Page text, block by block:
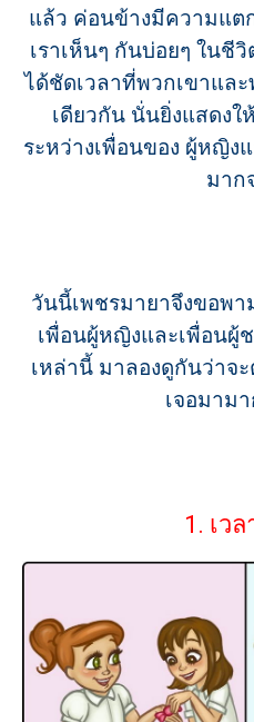
แล้ว ค่อนข้างมีความแต
เราเห็นๆ กันบ่อยๆ ในชี
ได้ชัดเวลาที่พวกเขาแล
เดียวกัน นั่นยิ่งแสดง
ระหว่างเพื่อนของ ผู้หญิง
มาก
วันนี้เพชรมายาจึงขอพ
เพื่อนผู้หญิงและเพื่อนผู้
เหล่านี้ มาลองดูกันว่าจ
เจอมาม
1. เว